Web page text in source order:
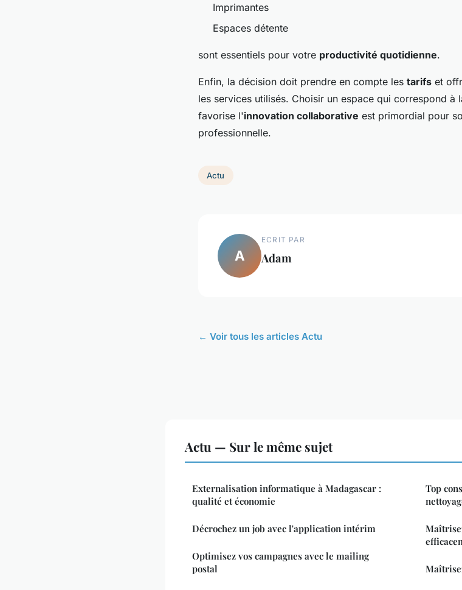
Imprimantes
Espaces détente
sont essentiels pour votre productivité quotidienne.
Enfin, la décision doit prendre en compte les tarifs et
les services utilisés. Choisir un espace qui correspond à
favorise l'innovation collaborative est primordial pour
professionnelle.
Actu
A
ECRIT PAR
Adam
← Voir tous les articles Actu
Actu — Sur le même sujet
Externalisation informatique à Madagascar :
qualité et économie
Décrochez un job avec l'application intérim
Optimisez vos campagnes avec le mailing
postal
Top